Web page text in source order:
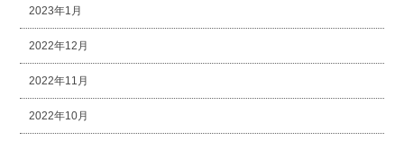
2023年1月
2022年12月
2022年11月
2022年10月